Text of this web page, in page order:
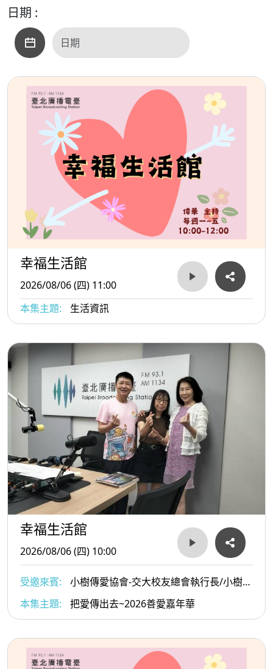
播出時間：115年2月6早上11:30
實體收聽:臺北廣播電台FM93.1
全新網路電臺：聽臺北T Radio
請立刻點擊、體驗「聽臺北」
👉 http://tradio.gov.taipei
日期 :
幸福生活館
2026/08/06 (四) 11:00
本集主題:
生活資訊
幸福生活館
2026/08/06 (四) 10:00
受邀來賓:
小樹傳愛協會-交大校友總會執行長/小樹傳
愛協會副理事長/陳俊秀與小樹傳愛協會發起人戴惠貞
Dammy老師
本集主題: 把愛傳出去~2026善愛嘉年華